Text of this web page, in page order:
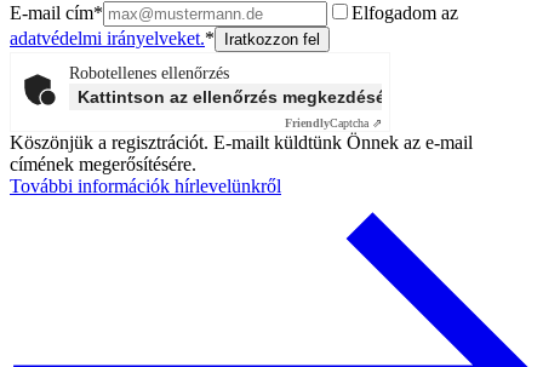
E-mail cím*
Elfogadom az
adatvédelmi irányelveket.*
Robotellenes ellenőrzés
Kattintson az ellenőrzés megkezdéséhez
FriendlyCaptcha ⇗
Köszönjük a regisztrációt. E-mailt küldtünk Önnek az e-mail
címének megerősítésére.
További információk hírlevelünkről